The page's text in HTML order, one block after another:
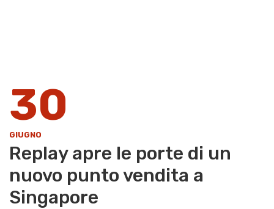
30
GIUGNO
Replay apre le porte di un
nuovo punto vendita a
Singapore